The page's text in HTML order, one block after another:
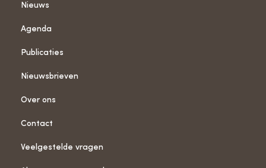
Nieuws
Agenda
Publicaties
Nieuwsbrieven
Over ons
Contact
Veelgestelde vragen